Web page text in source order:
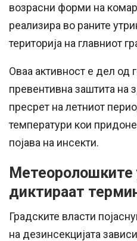
возрасни форми на
реализира во раните
територија на главниот
Оваа активност е дел од
превентивна заштита на
пресрет на летниот
температури кои
појава на инсекти.
Метеоролошките
диктираат
Градските власти
на дезинсекцијата